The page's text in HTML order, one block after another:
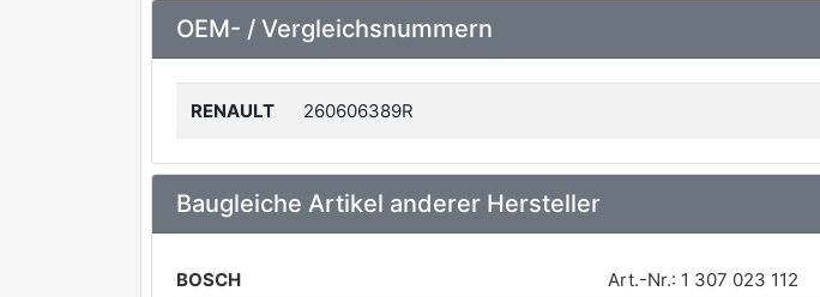
OEM- / Vergleichsnummern
RENAULT 260606389R
Baugleiche Artikel anderer Hersteller
BOSCH Art.-Nr.: 1 307 023 112